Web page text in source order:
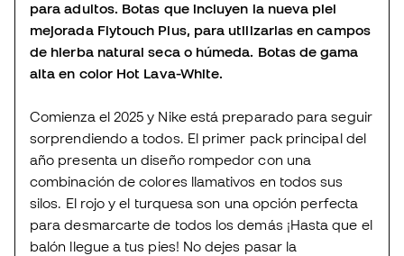
para adultos. Botas que incluyen la nueva piel
mejorada Flytouch Plus, para utilizarlas en campos
de hierba natural seca o húmeda. Botas de gama
alta en color Hot Lava-White.
Comienza el 2025 y Nike está preparado para seguir
sorprendiendo a todos. El primer pack principal del
año presenta un diseño rompedor con una
combinación de colores llamativos en todos sus
silos. El rojo y el turquesa son una opción perfecta
para desmarcarte de todos los demás ¡Hasta que el
balón llegue a tus pies! No dejes pasar la